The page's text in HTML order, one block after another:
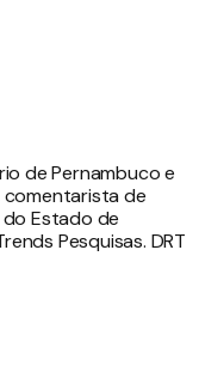
de Pernambuco e
comentarista de
Estado de
Pesquisas. DRT